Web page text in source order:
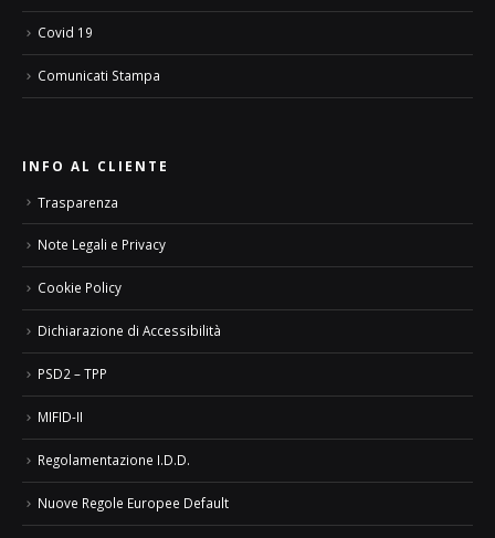
Covid 19
Comunicati Stampa
INFO AL CLIENTE
Trasparenza
Note Legali e Privacy
Cookie Policy
Dichiarazione di Accessibilità
PSD2 – TPP
MIFID-II
Regolamentazione I.D.D.
Nuove Regole Europee Default